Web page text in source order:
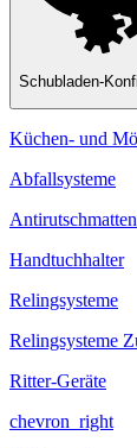
Schubladen-
Küchen- und
Abfallsysteme
Antirutschmatten
Handtuchhalter
Relingsysteme
Relingsysteme
Ritter-Geräte
chevron_right